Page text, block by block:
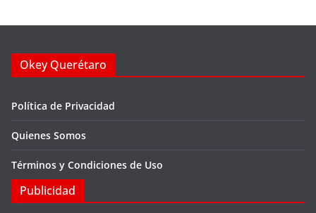
Okey Querétaro
Política de Privacidad
Quienes Somos
Términos y Condiciones de Uso
Publicidad